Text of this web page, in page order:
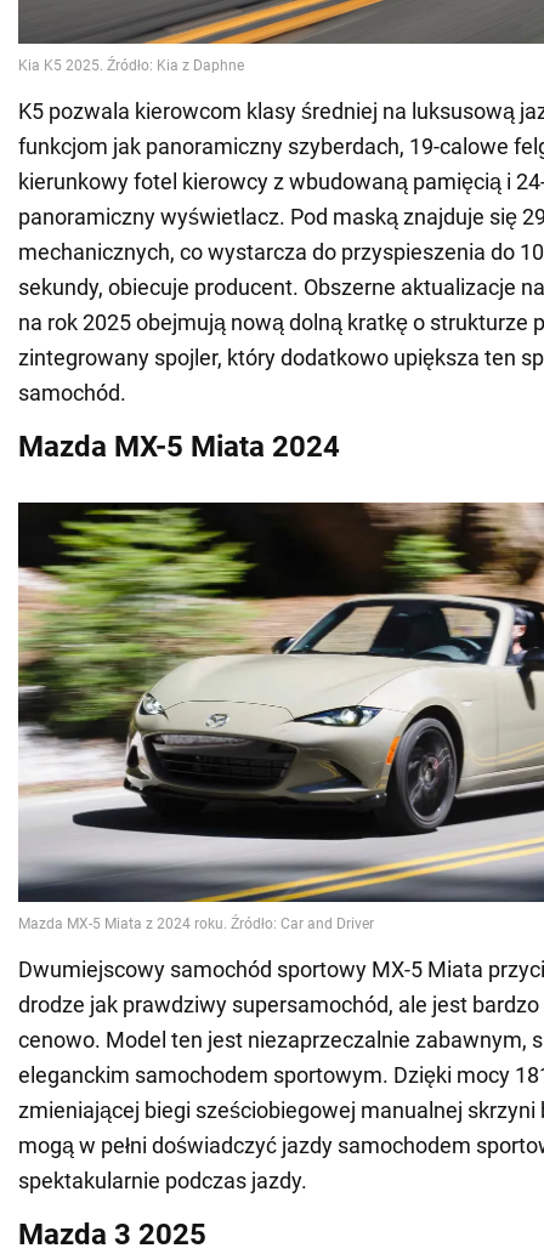
K5 pozwala kierowcom klasy średniej na luksusową
funkcjom jak panoramiczny szyberdach, 19-calowe
kierunkowy fotel kierowcy z wbudowaną pamięcią i
panoramiczny wyświetlacz. Pod maską znajduje się
mechanicznych, co wystarcza do przyspieszenia do
sekundy, obiecuje producent. Obszerne aktualizacje
na rok 2025 obejmują nową dolną kratkę o strukturze
zintegrowany spojler, który dodatkowo upiększa ten
samochód.
Mazda MX-5 Miata 2024
Dwumiejscowy samochód sportowy MX-5 Miata
drodze jak prawdziwy supersamochód, ale jest
cenowo. Model ten jest niezaprzeczalnie zabawnym,
eleganckim samochodem sportowym. Dzięki mocy
zmieniającej biegi sześciobiegowej manualnej skrzyni
mogą w pełni doświadczyć jazdy samochodem
spektakularnie podczas jazdy.
Mazda 3 2025